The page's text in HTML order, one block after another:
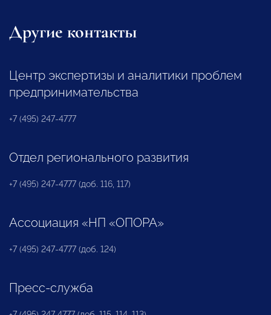
Другие контакты
Центр экспертизы и аналитики проблем
предпринимательства
+7 (495) 247-4777
Отдел регионального развития
+7 (495) 247-4777 (доб. 116, 117)
Ассоциация «НП «ОПОРА»
+7 (495) 247-4777 (доб. 124)
Пресс-служба